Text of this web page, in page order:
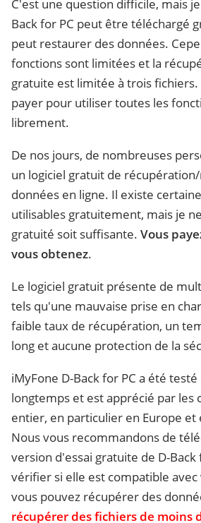
C'est une question difficile, mais
Back for PC peut être téléchargé
peut restaurer des données.
fonctions sont limitées et la
gratuite est limitée à trois fichiers.
payer pour utiliser toutes les
librement.
De nos jours, de nombreuses
un logiciel gratuit de
données en ligne. Il existe
utilisables gratuitement, mais je
gratuité soit suffisante. Vous
vous obtenez.
Le logiciel gratuit présente de
tels qu'une mauvaise prise en
faible taux de récupération, un
long et aucune protection de la
iMyFone D-Back for PC a été
longtemps et est apprécié par les
entier, en particulier en Europe et
Nous vous recommandons de
version d'essai gratuite de D-Back
vérifier si elle est compatible
vous pouvez récupérer des
récupérer des fichiers de moins